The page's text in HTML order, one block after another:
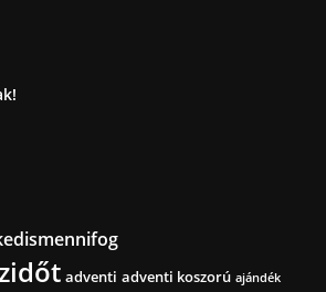
adventi adventi koszorú ajándék